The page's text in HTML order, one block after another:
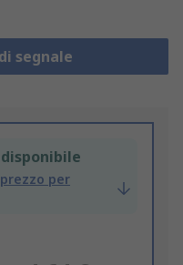
segnale
per